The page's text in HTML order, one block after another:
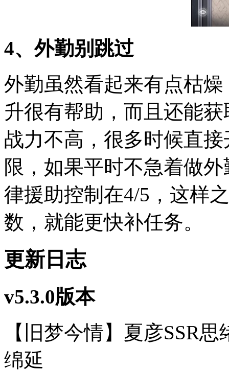
4、外勤别跳过
外勤虽然看起来有点枯
升很有帮助，而且还能
战力不高，很多时候直
限，如果平时不急着做
律援助控制在4/5，这样
数，就能更快补任务。
更新日志
v5.3.0版本
【旧梦今情】夏彦SSR
绵延